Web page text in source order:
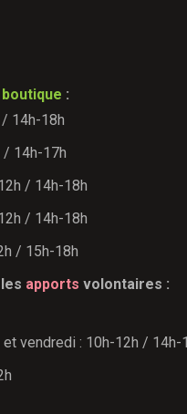
boutique :
14h-18h
/ 14h-17h
/ 14h-18h
/ 14h-18h
/ 15h-18h
apports volontaires :
vendredi : 10h-12h / 14h-